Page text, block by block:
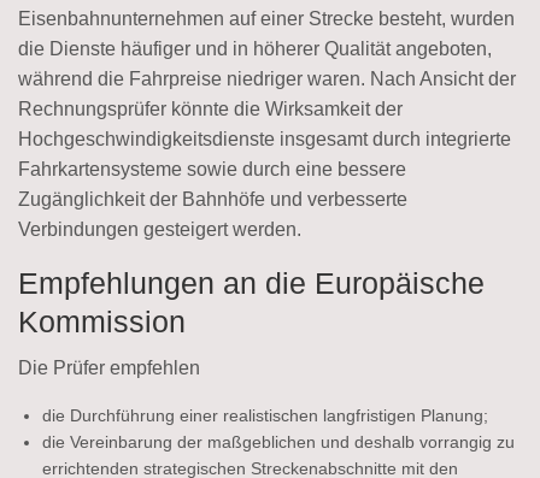
Eisenbahnunternehmen auf einer Strecke besteht, wurden
die Dienste häufiger und in höherer Qualität angeboten,
während die Fahrpreise niedriger waren. Nach Ansicht der
Rechnungsprüfer könnte die Wirksamkeit der
Hochgeschwindigkeitsdienste insgesamt durch integrierte
Fahrkartensysteme sowie durch eine bessere
Zugänglichkeit der Bahnhöfe und verbesserte
Verbindungen gesteigert werden.
Empfehlungen an die Europäische
Kommission
Die Prüfer empfehlen
die Durchführung einer realistischen langfristigen Planung;
die Vereinbarung der maßgeblichen und deshalb vorrangig zu
errichtenden strategischen Streckenabschnitte mit den